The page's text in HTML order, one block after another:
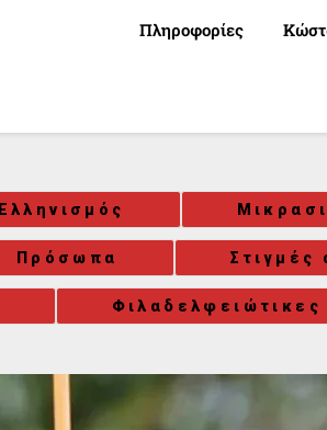
Πληροφορίες
Ελληνισμός
Πρόσωπα Στιγμές
Φιλαδελφειώτικες